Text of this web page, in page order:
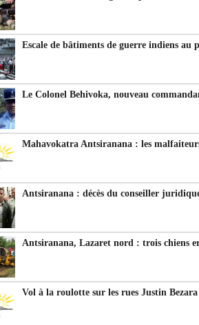
Escale de bâtiments de guerre indiens au
Le Colonel Behivoka, nouveau
Mahavokatra Antsiranana : les
Antsiranana : décès du conseiller
Antsiranana, Lazaret nord : trois chiens
Vol à la roulotte sur les rues Justin